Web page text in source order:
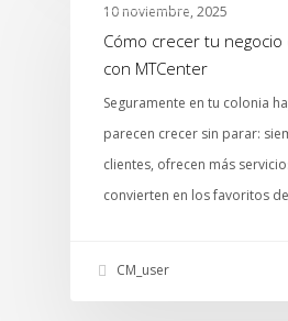
10 noviembre, 2025
Cómo crecer tu negocio
con MTCenter
Seguramente en tu colonia
parecen crecer sin parar:
clientes, ofrecen más
convierten en los favoritos
CM_user